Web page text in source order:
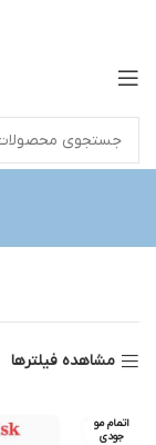
مشاهده فیلترها
اتمام مو
جودی